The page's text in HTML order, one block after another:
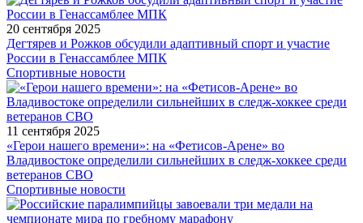
20 сентября 2025
Дегтярев и Рожков обсудили адаптивный спорт и участие
России в Генассамблее МПК
Спортивные новости
11 сентября 2025
«Герои нашего времени»: на «Фетисов-Арене» во
Владивостоке определили сильнейших в следж-хоккее среди
ветеранов СВО
Спортивные новости